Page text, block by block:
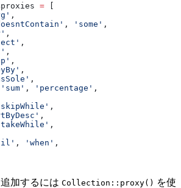
=
,
, 'some' ,
,
,
,
,
,
,
'sum' , 'percentage' ,
,
,
,
, 'when' ,
加するには Collection::proxy() を使